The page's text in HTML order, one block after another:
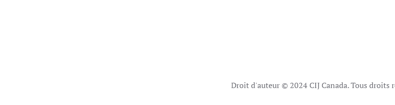
Droit d'auteur © 2024 CIJ Canada. Tous droits